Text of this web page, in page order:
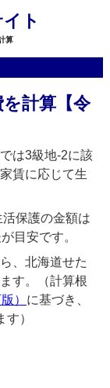
ト
算
計算【令
は3級地-2に該
賃に応じて生
保護の金額は
目安です。
、北海道せた
す。（計算根
） に基づき、
）